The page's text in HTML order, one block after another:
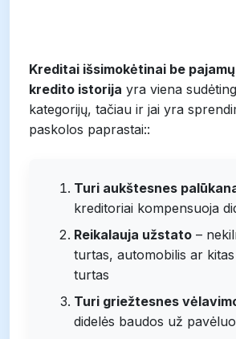
Kreditai išsimokėtinai be
kredito istorija yra viena
kategorijų, tačiau ir jai yra
paskolos paprastai::
Turi aukštesnes
kreditoriai kompensuoja
Reikalauja užstato –
turtas, automobilis ar
turtas
Turi griežtesnes
didelės baudos už